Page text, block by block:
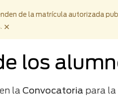
de la matrícula autorizada
×
los
la Convocatoria para la